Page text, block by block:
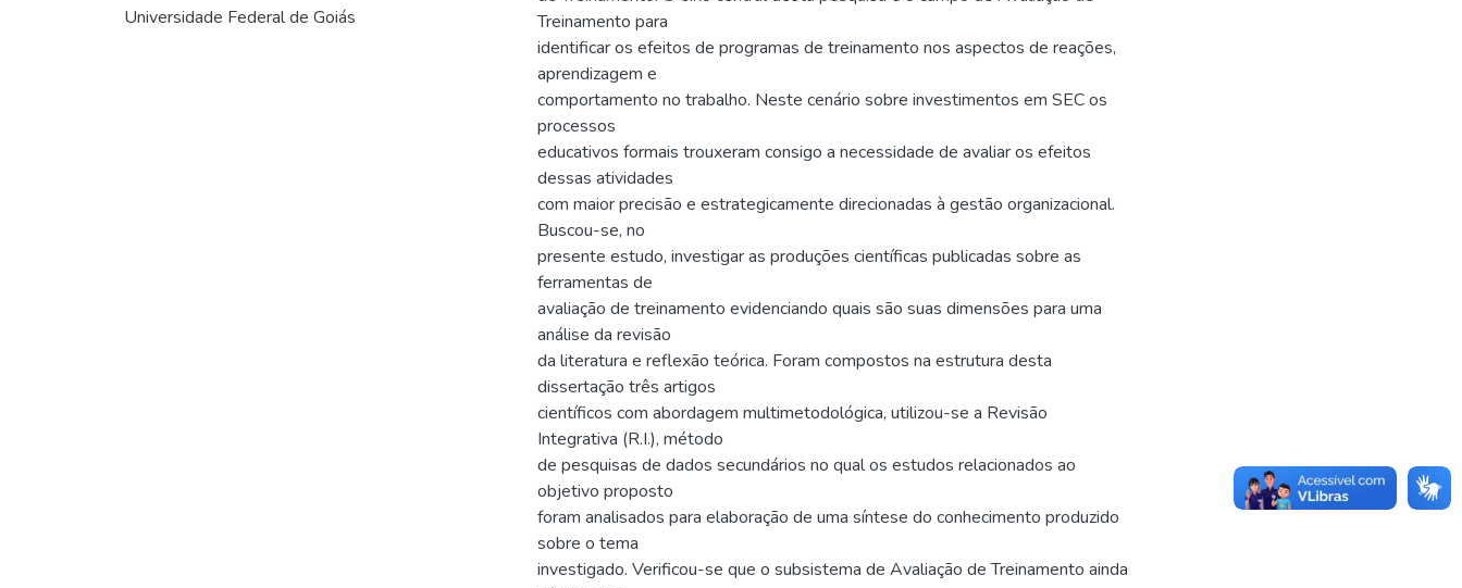
Universidade Federal de Goiás
Treinamento para
identificar os efeitos de programas de treinamento nos aspectos de reações,
aprendizagem e
comportamento no trabalho. Neste cenário sobre investimentos em SEC os
processos
educativos formais trouxeram consigo a necessidade de avaliar os efeitos
dessas atividades
com maior precisão e estrategicamente direcionadas à gestão organizacional.
Buscou-se, no
presente estudo, investigar as produções científicas publicadas sobre as
ferramentas de
avaliação de treinamento evidenciando quais são suas dimensões para uma
análise da revisão
da literatura e reflexão teórica. Foram compostos na estrutura desta
dissertação três artigos
científicos com abordagem multimetodológica, utilizou-se a Revisão
Integrativa (R.I.), método
de pesquisas de dados secundários no qual os estudos relacionados ao
objetivo proposto
foram analisados para elaboração de uma síntese do conhecimento produzido
sobre o tema
investigado. Verificou-se que o subsistema de Avaliação de Treinamento ainda